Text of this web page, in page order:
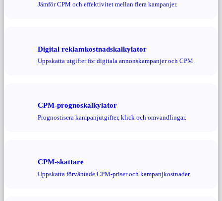
Jämför CPM och effektivitet mellan flera kampanjer.
Digital reklamkostnadskalkylator
Uppskatta utgifter för digitala annonskampanjer och CPM.
CPM-prognoskalkylator
Prognostisera kampanjutgifter, klick och omvandlingar.
CPM-skattare
Uppskatta förväntade CPM-priser och kampanjkostnader.